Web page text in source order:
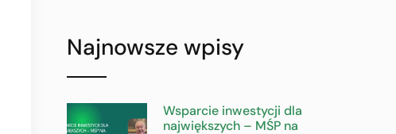
Najnowsze wpisy
Wsparcie inwestycji dla
największych – MŚP na